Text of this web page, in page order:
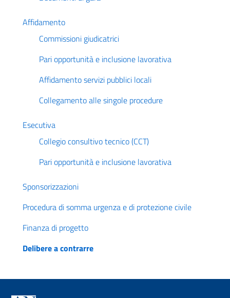
Affidamento
Commissioni giudicatrici
Pari opportunità e inclusione lavorativa
Affidamento servizi pubblici locali
Collegamento alle singole procedure
Esecutiva
Collegio consultivo tecnico (CCT)
Pari opportunità e inclusione lavorativa
Sponsorizzazioni
Procedura di somma urgenza e di protezione civile
Finanza di progetto
Delibere a contrarre